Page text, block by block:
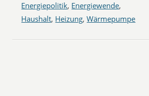
Energiepolitik, Energiewende,
Haushalt, Heizung,Wärmepumpe